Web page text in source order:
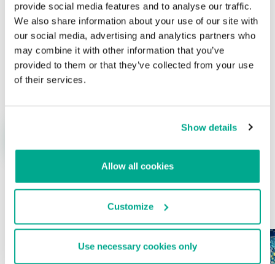
provide social media features and to analyse our traffic.
We also share information about your use of our site with
our social media, advertising and analytics partners who
may combine it with other information that you’ve
provided to them or that they’ve collected from your use
of their services.
Show details
Allow all cookies
Customize
Use necessary cookies only
Nombre* Correo electrónico*
ÚLTIMAS PUBLICACIONES